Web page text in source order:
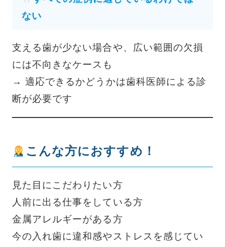
ない
支える歯が少ない場合や、広い範囲の欠損
には不向きなケースも
→ 適応できるかどうかは歯科医師による診
断が必要です
こんな方におすすめ！
見た目にこだわりたい方
人前に出る仕事をしている方
金属アレルギーがある方
今の入れ歯に違和感やストレスを感じてい